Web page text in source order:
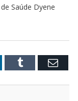
Saúde Dyene
Tumblr Email